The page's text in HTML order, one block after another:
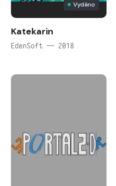
Vydáno
Katekarin
EdenSoft — 2018